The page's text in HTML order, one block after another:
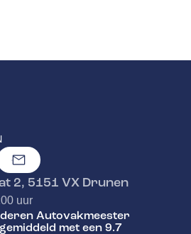
2, 5151 VX Drunen
uur
Autovakmeester
met een 9.7